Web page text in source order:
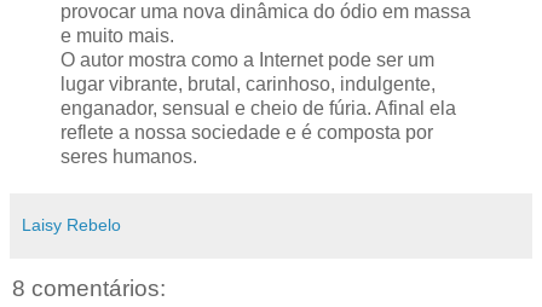
provocar uma nova dinâmica do ódio em massa
e muito mais.
O autor mostra como a Internet pode ser um
lugar vibrante, brutal, carinhoso, indulgente,
enganador, sensual e cheio de fúria. Afinal ela
reflete a nossa sociedade e é composta por
seres humanos.
Laisy Rebelo
8 comentários: